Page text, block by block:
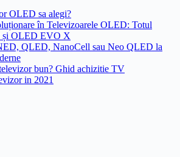
OLED sa alegi?
în Televizoarele OLED: Totul
și OLED EVO X
QLED, NanoCell sau Neo QLED la
bun? Ghid achizitie TV
in 2021